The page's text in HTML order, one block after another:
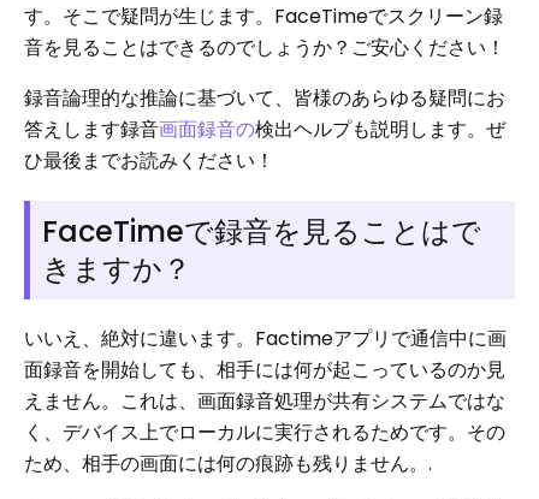
す。そこで疑問が生じます。FaceTimeでスクリーン録
音を見ることはできるのでしょうか？ご安心ください！
録音論理的な推論に基づいて、皆様のあらゆる疑問にお
答えします録音画面録音の検出ヘルプも説明します。ぜ
ひ最後までお読みください！
FaceTimeで録音を見ることはで
きますか？
いいえ、絶対に違います。Factimeアプリで通信中に画
面録音を開始しても、相手には何が起こっているのか見
えません。これは、画面録音処理が共有システムではな
く、デバイス上でローカルに実行されるためです。その
ため、相手の画面には何の痕跡も残りません。.